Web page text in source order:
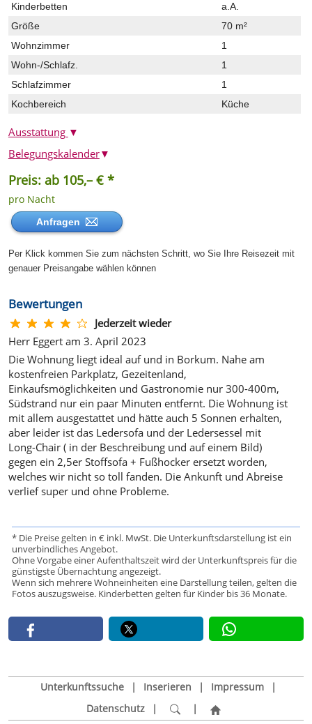
Kinderbetten
a.A.
Größe
70 m²
Wohnzimmer
1
Wohn-/Schlafz.
1
Schlafzimmer
1
Kochbereich
Küche
Ausstattung ▼
Preis: ab 105,– € *
pro Nacht
Anfragen
Per Klick kommen Sie zum nächsten Schritt, wo Sie Ihre Reisezeit mit
genauer Preisangabe wählen können
Belegungskalender▼
Bewertungen
Jederzeit wieder
Herr Eggert am 3. April 2023
Die Wohnung liegt ideal auf und in Borkum. Nahe am
kostenfreien Parkplatz, Gezeitenland,
Einkaufsmöglichkeiten und Gastronomie nur 300-400m,
Südstrand nur ein paar Minuten entfernt. Die Wohnung ist
mit allem ausgestattet und hätte auch 5 Sonnen erhalten,
aber leider ist das Ledersofa und der Ledersessel mit
Long-Chair ( in der Beschreibung und auf einem Bild)
gegen ein 2,5er Stoffsofa + Fußhocker ersetzt worden,
welches wir nicht so toll fanden. Die Ankunft und Abreise
verlief super und ohne Probleme.
* Die Preise gelten in € inkl. MwSt. Die Unterkunftsdarstellung ist ein
unverbindliches Angebot.
Ohne Vorgabe einer Aufenthaltszeit wird der Unterkunftspreis für die
günstigste Übernachtung angezeigt.
Wenn sich mehrere Wohneinheiten eine Darstellung teilen, gelten die
Fotos auszugsweise. Kinderbetten gelten für Kinder bis 36 Monate.
Unterkunftssuche | Inserieren | Impressum
|
Datenschutz
| |